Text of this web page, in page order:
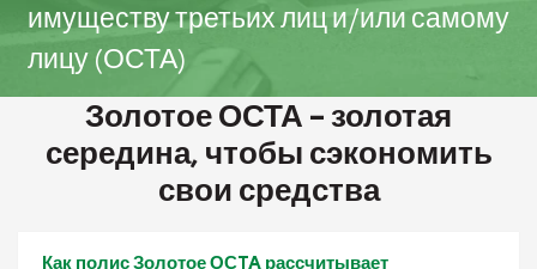
имуществу третьих лиц и/или самому
лицу (ОСТА)
Золотое ОСТА – золотая
середина, чтобы сэкономить
свои средства
Как полис Золотое ОСTA рассчитывает